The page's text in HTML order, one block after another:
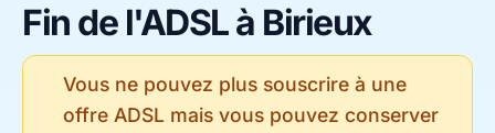
Fin de l'ADSL à Birieux
Vous ne pouvez plus souscrire à une
offre ADSL mais vous pouvez conserver